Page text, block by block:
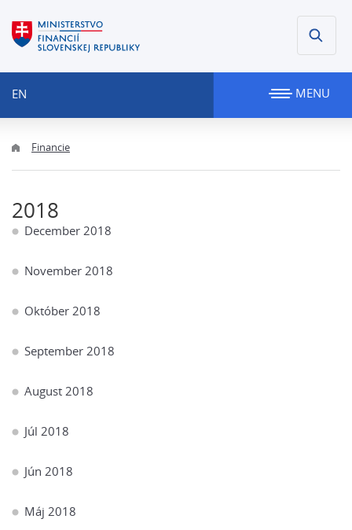
EN MENU
Financie
2018
December 2018
November 2018
Október 2018
September 2018
August 2018
Júl 2018
Jún 2018
Máj 2018